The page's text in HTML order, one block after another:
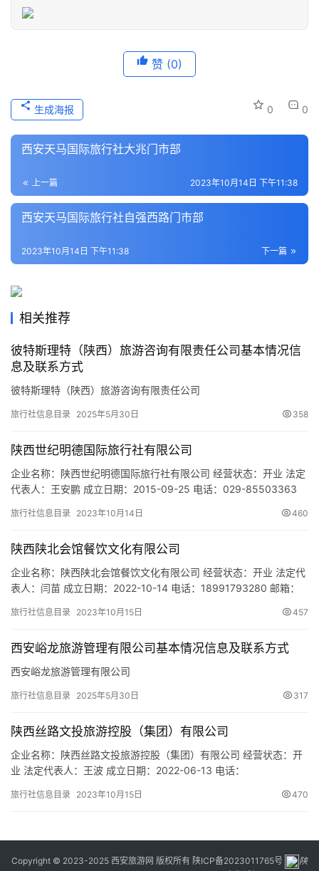
史
游
家
地
生
活
旅
城
市
赞 (0)
0 0
生成海报
西安天马国际旅行社大兆门市部
上一篇 2023年10月14日 下午11:38
西安天马国际旅行社自强西路门市部
下一篇
2023年10月14日 下午11:38
相关推荐
彼特斯理特（陕西）旅游咨询有限责任公司基本情况信
息及联系方式
彼特斯理特（陕西）旅游咨询有限责任公司
旅行社信息目录 2025年5月30日 358
陕西世纪明德国际旅行社有限公司
企业名称：陕西世纪明德国际旅行社有限公司 经营状态：开业 法定
代表人：王安鹏 成立日期：2015-09-25 电话：029-85503363
西安曲江新区雁塔南路以东金水路以北金辉世界城H地块（环球广
内旅游业务；出…
旅行社信息目录 2023年10月14日 460
陕西陕北会馆餐饮文化有限公司
企业名称：陕西陕北会馆餐饮文化有限公司 经营状态：开业 法定代
表人：闫苗 成立日期：2022-10-14 电话：18991793280 邮箱：
91610132MAC2ALEF4C 注册地址：陕西省西安市经济技术开发区
管理；企业管理；非居住房地…
旅行社信息目录 2023年10月15日 457
西安峪龙旅游管理有限公司基本情况信息及联系方式
西安峪龙旅游管理有限公司
旅行社信息目录 2025年5月30日 317
陕西丝路文投旅游控股（集团）有限公司
企业名称：陕西丝路文投旅游控股（集团）有限公司 经营状态：开
业 法定代表人：王波 成立日期：2022-06-13 电话：
91610132MABQD8QL01 注册地址：陕西省西安市经济技术开发区
旅行社信息目录 2023年10月15日 470
Copyright © 2023-2025 西安旅游网 版权所有 陕ICP备2023011765号
陕